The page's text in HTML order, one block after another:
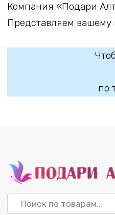
Компания «Подари
Представляем вашему
по
Искать: